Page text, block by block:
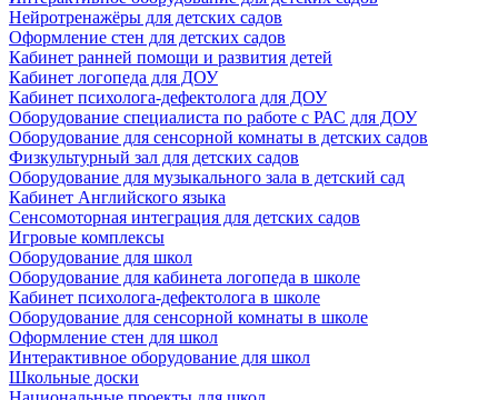
Нейротренажёры для детских садов
Оформление стен для детских садов
Кабинет ранней помощи и развития детей
Кабинет логопеда для ДОУ
Кабинет психолога-дефектолога для ДОУ
Оборудование специалиста по работе с РАС для ДОУ
Оборудование для сенсорной комнаты в детских садов
Физкультурный зал для детских садов
Оборудование для музыкального зала в детский сад
Кабинет Английского языка
Сенсомоторная интеграция для детских садов
Игровые комплексы
Оборудование для школ
Оборудование для кабинета логопеда в школе
Кабинет психолога-дефектолога в школе
Оборудование для сенсорной комнаты в школе
Оформление стен для школ
Интерактивное оборудование для школ
Школьные доски